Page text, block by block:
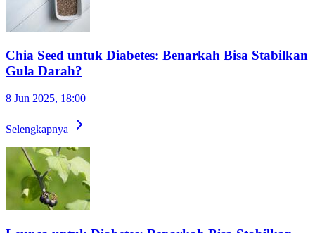
Chia Seed untuk Diabetes: Benarkah Bisa Stabilkan
Gula Darah?
8 Jun 2025, 18:00
Selengkapnya